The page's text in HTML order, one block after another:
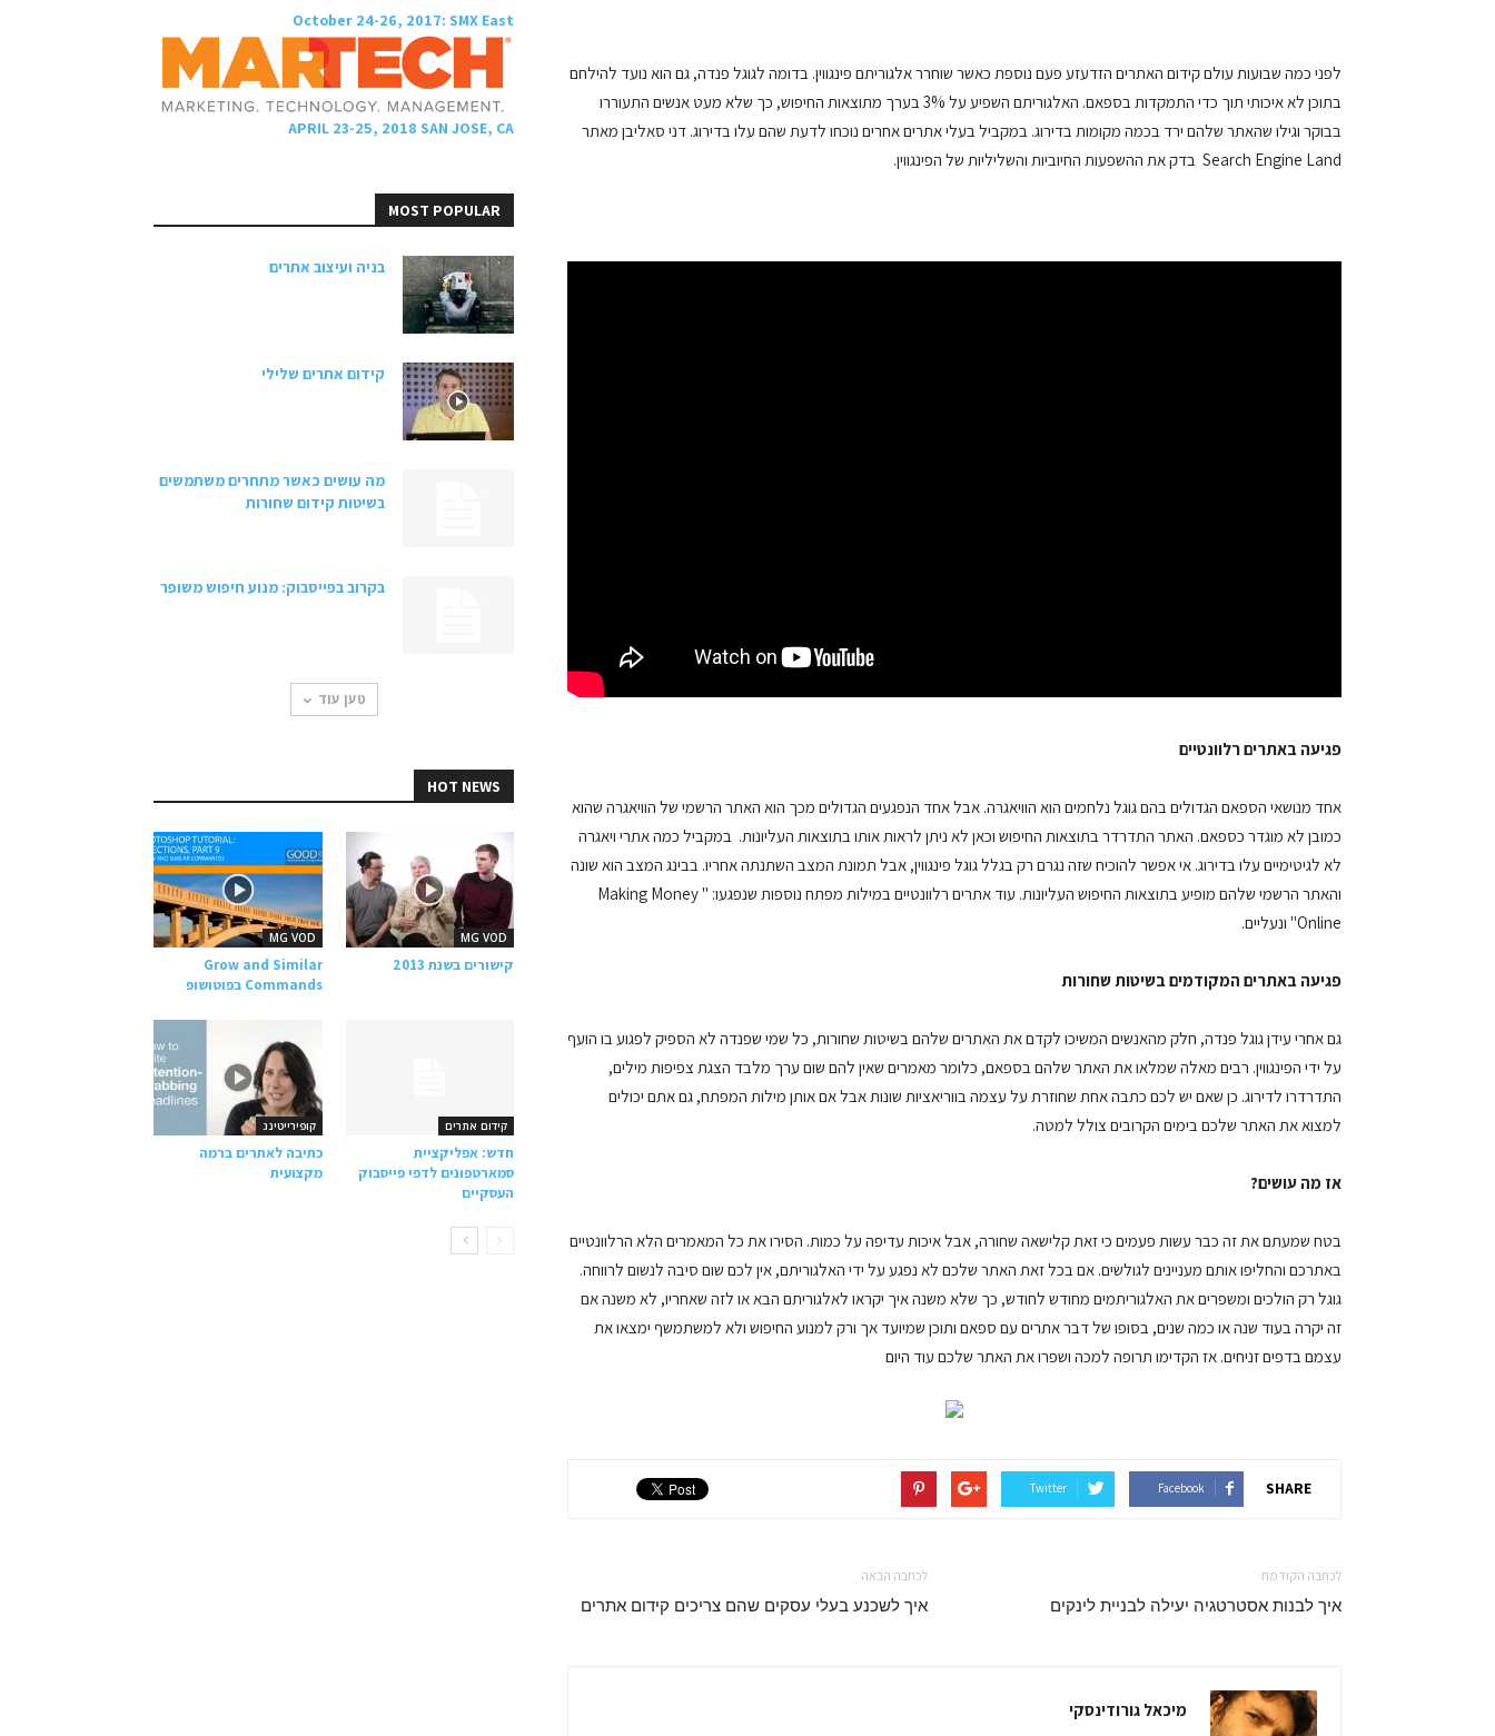
לפני כמה שבועות עולם קידום האתרים הזדעזע פעם נוספת כאשר שוחרר אלגוריתם פינגווין. בדומה לגוגל פנדה, גם הוא נועד להילחם
בתוכן לא איכותי תוך כדי התמקדות בספאם. האלגוריתם השפיע על 3% בערך מתוצאות החיפוש, כך שלא מעט אנשים התעוררו
בבוקר וגילו שהאתר שלהם ירד בכמה מקומות בדירוג. במקביל בעלי אתרים אחרים נוכחו לדעת שהם עלו בדירוג. דני סאליבן מאתר
Search Engine Land בדק את ההשפעות החיוביות והשליליות של הפינגווין.
פגיעה באתרים רלוונטיים
אחד מנושאי הספאם הגדולים בהם גוגל נלחמים הוא הוויאגרה. אבל אחד הנפגעים הגדולים מכך הוא האתר הרשמי של הוויאגרה שהוא
כמובן לא מוגדר כספאם. האתר התדרדר בתוצאות החיפוש וכאן לא ניתן לראות אותו בתוצאות העליונות. במקביל כמה אתרי ויאגרה
לא לגיטימיים עלו בדירוג. אי אפשר להוכיח שזה נגרם רק בגלל גוגל פינגווין, אבל תמונת המצב השתנתה אחריו. בבינג המצב הוא שונה
והאתר הרשמי שלהם מופיע בתוצאות החיפוש העליונות. עוד אתרים רלוונטיים במילות מפתח נוספות שנפגעו: " Making Money
Online" ונעליים.
פגיעה באתרים המקודמים בשיטות שחורות
גם אחרי עידן גוגל פנדה, חלק מהאנשים המשיכו לקדם את האתרים שלהם בשיטות שחורות, כל שמי שפנדה לא הספיק לפגוע בו הועף
על ידי הפינגווין. רבים מאלה שמלאו את האתר שלהם בספאם, כלומר מאמרים שאין להם שום ערך מלבד הצגת צפיפות מילים,
התדרדרו לדירוג. כן שאם יש לכם כתבה אחת שחוזרת על עצמה בווריאציות שונות אבל אם אותן מילות המפתח, גם אתם יכולים
למצוא את האתר שלכם בימים הקרובים צולל למטה.
אז מה עושים?
בטח שמעתם את זה כבר עשות פעמים כי זאת קלישאה שחורה, אבל איכות עדיפה על כמות. הסירו את כל המאמרים הלא הרלוונטיים
באתרכם והחליפו אותם מעניינים לגולשים. אם בכל זאת האתר שלכם לא נפגע על ידי האלגוריתם, אין לכם שום סיבה לנשום לרווחה.
גוגל רק הולכים ומשפרים את האלגוריתמים מחודש לחודש, כך שלא משנה איך יקראו לאלגוריתם הבא או לזה שאחריו, לא משנה אם
זה יקרה בעוד שנה או כמה שנים, בסופו של דבר אתרים עם ספאם ותוכן שמיועד אך ורק למנוע החיפוש ולא למשתמשף ימצאו את
עצמם בדפים זניחים. אז הקדימו תרופה למכה ושפרו את האתר שלכם עוד היום
SHARE
Facebook
Twitter
לכתבה הקודמת
איך לבנות אסטרטגיה יעילה לבניית לינקים
לכתבה הבאה
איך לשכנע בעלי עסקים שהם צריכים קידום אתרים
מיכאל גורודינסקי
October 24-26, 2017: SMX East
APRIL 23-25, 2018 SAN JOSE, CA
MOST POPULAR
בניה ועיצוב אתרים
קידום אתרים שלילי
מה עושים כאשר מתחרים משתמשים
בשיטות קידום שחורות
בקרוב בפייסבוק: מנוע חיפוש משופר
טען עוד
HOT NEWS
MG VOD
Grow and Similar
Commands בפוטושופ
MG VOD
קישורים בשנת 2013
קופירייטינג
כתיבה לאתרים ברמה
מקצועית
קידום אתרים
חדש: אפליקציית
סמארטפונים לדפי פייסבוק
העסקיים